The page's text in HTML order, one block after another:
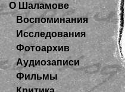
О Шаламове
Воспоминания
Исследования
Фотоархив
Аудиозаписи
Фильмы